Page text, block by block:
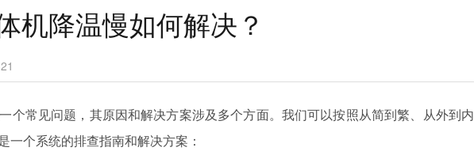
机降温慢如何解决？
个常见问题，其原因和解决方案涉及多个方面。我们可以按照从简到繁、从外到内
一个系统的排查指南和解决方案：